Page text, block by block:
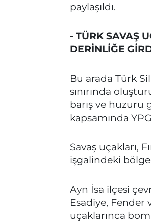
paylaşıldı.
- TÜRK SAVAŞ
DERİNLİĞE
Bu arada Türk
sınırında
barış ve huzuru
kapsamında
Savaş uçakları,
işgalindeki
Ayn İsa ilçesi
Esadiye,
uçaklarınca